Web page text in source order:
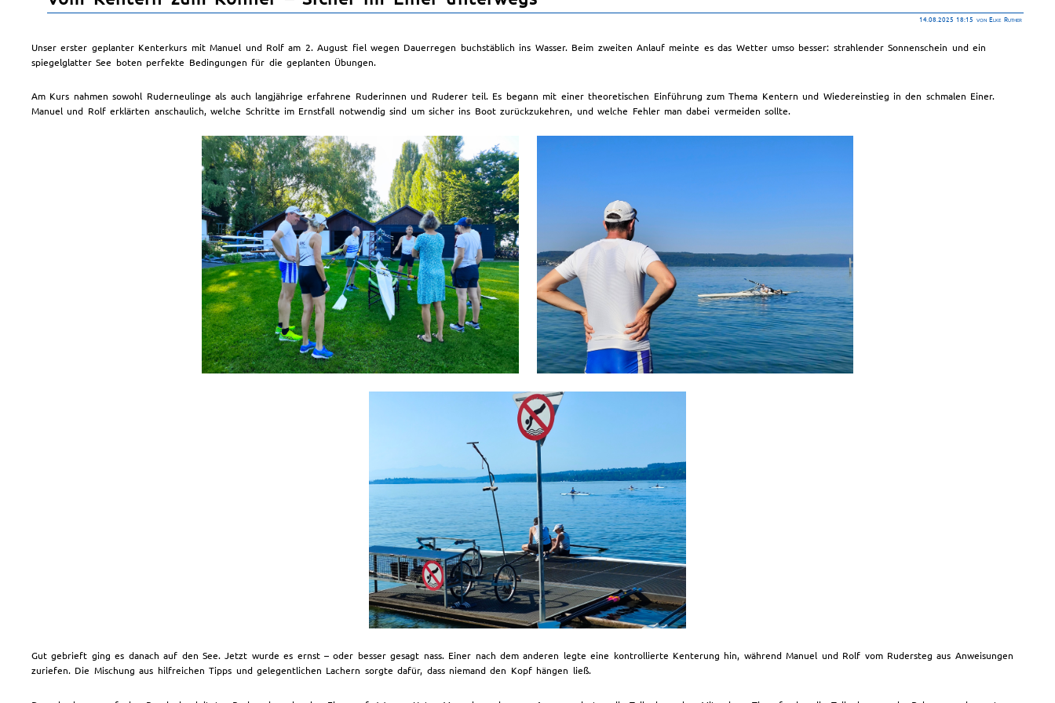
14.08.2025 18:15 von Elke Ruther
Unser erster geplanter Kenterkurs mit Manuel und Rolf am 2. August fiel wegen Dauerregen buchstäblich ins Wasser. Beim zweiten Anlauf meinte es das Wetter umso besser: strahlender Sonnenschein und ein
spiegelglatter See boten perfekte Bedingungen für die geplanten Übungen.
Am Kurs nahmen sowohl Ruderneulinge als auch langjährige erfahrene Ruderinnen und Ruderer teil. Es begann mit einer theoretischen Einführung zum Thema Kentern und Wiedereinstieg in den schmalen Einer.
Manuel und Rolf erklärten anschaulich, welche Schritte im Ernstfall notwendig sind um sicher ins Boot zurückzukehren, und welche Fehler man dabei vermeiden sollte.
Gut gebrieft ging es danach auf den See. Jetzt wurde es ernst – oder besser gesagt nass. Einer nach dem anderen legte eine kontrollierte Kenterung hin, während Manuel und Rolf vom Rudersteg aus Anweisungen
zuriefen. Die Mischung aus hilfreichen Tipps und gelegentlichen Lachern sorgte dafür, dass niemand den Kopf hängen ließ.